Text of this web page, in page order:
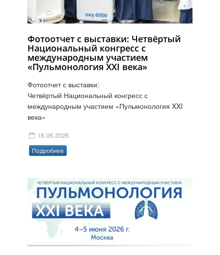
Фотоотчет с выставки: Четвёртый
Национальный конгресс с
международным участием
«Пульмонология XXI века»
Фотоотчет с выставки:
Четвёртый Национальный конгресс с
международным участием «Пульмонология XXI
века»
18.06.2026
Подробнее